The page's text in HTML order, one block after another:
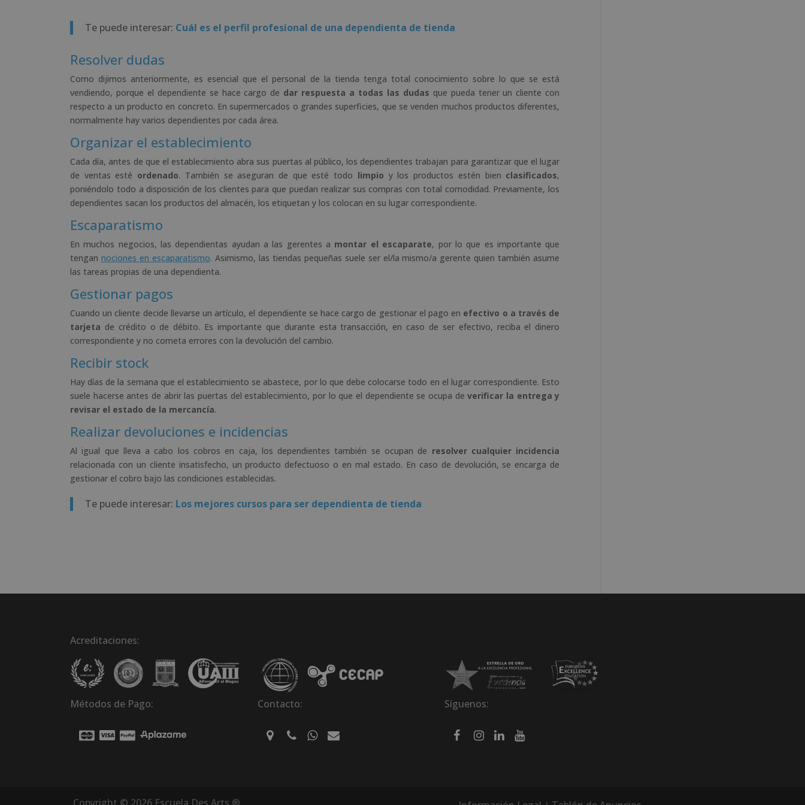
Te puede interesar: Cuál es el perfil profesional de una dependienta de tienda
Resolver dudas
Como dijimos anteriormente, es esencial que el personal de la tienda tenga total conocimiento sobre lo que se está
vendiendo, porque el dependiente se hace cargo de dar respuesta a todas las dudas que pueda tener un cliente con
respecto a un producto en concreto. En supermercados o grandes superficies, que se venden muchos productos diferentes,
normalmente hay varios dependientes por cada área.
Organizar el establecimiento
Cada día, antes de que el establecimiento abra sus puertas al público, los dependientes trabajan para garantizar que el lugar
de ventas esté ordenado. También se aseguran de que esté todo limpio y los productos estén bien clasificados,
poniéndolo todo a disposición de los clientes para que puedan realizar sus compras con total comodidad. Previamente, los
dependientes sacan los productos del almacén, los etiquetan y los colocan en su lugar correspondiente.
Escaparatismo
En muchos negocios, las dependientas ayudan a las gerentes a montar el escaparate, por lo que es importante que
tengan nociones en escaparatismo. Asimismo, las tiendas pequeñas suele ser el/la mismo/a gerente quien también asume
las tareas propias de una dependienta.
Gestionar pagos
Cuando un cliente decide llevarse un artículo, el dependiente se hace cargo de gestionar el pago en efectivo o a través de
tarjeta de crédito o de débito. Es importante que durante esta transacción, en caso de ser efectivo, reciba el dinero
correspondiente y no cometa errores con la devolución del cambio.
Recibir stock
Hay días de la semana que el establecimiento se abastece, por lo que debe colocarse todo en el lugar correspondiente. Esto
suele hacerse antes de abrir las puertas del establecimiento, por lo que el dependiente se ocupa de verificar la entrega y
revisar el estado de la mercancía.
Realizar devoluciones e incidencias
Al igual que lleva a cabo los cobros en caja, los dependientes también se ocupan de resolver cualquier incidencia
relacionada con un cliente insatisfecho, un producto defectuoso o en mal estado. En caso de devolución, se encarga de
gestionar el cobro bajo las condiciones establecidas.
Te puede interesar: Los mejores cursos para ser dependienta de tienda
Acreditaciones:
Métodos de Pago: Contacto: Síguenos: